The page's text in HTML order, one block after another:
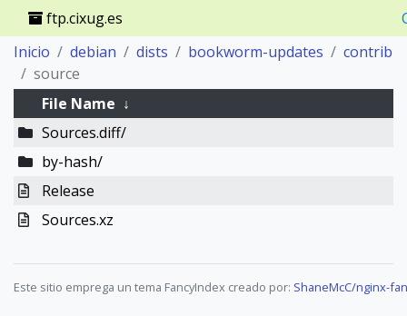
ftp.cixug.es
Inicio
debian dists bookworm-updates
contrib
source
File Name ↓
Sources.diff/
by-hash/
Release
Sources.xz
Este sitio emprega un tema FancyIndex creado por: ShaneMcC/nginx-